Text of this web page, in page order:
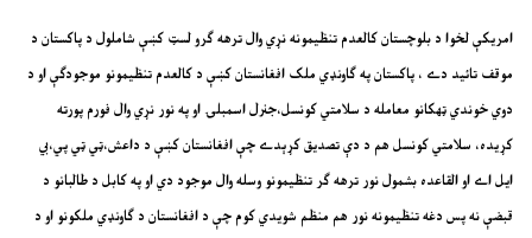
امريکې لخوا د بلوچستان کالعدم تنظيمونه نړي وال ترهه ګرو لسټ کښې شاملول د پاکستان د
موقف تائيد دے ، پاکستان په ګاونډي ملک افغانستان کښې د کالعدم تنظيمونو موجودګې او د
دوي خوندي ټهکانو معامله د سلامتي کونسل،جنرل اسمبلۍ او په نور نړي وال فورم پورته
کړيده، سلامتي کونسل هم د دې تصديق کړېدے چې افغانستان کښې د داعش،ټي ټي پي،بي
ايل اے او القاعده بشمول نور ترهه ګر تنظيمونو وسله وال موجود دي او په کابل د طالبانو د
قبضې نه پس دغه تنظيمونه نور هم منظم شويدي کوم چې د افغانستان د ګاونډي ملکونو او د